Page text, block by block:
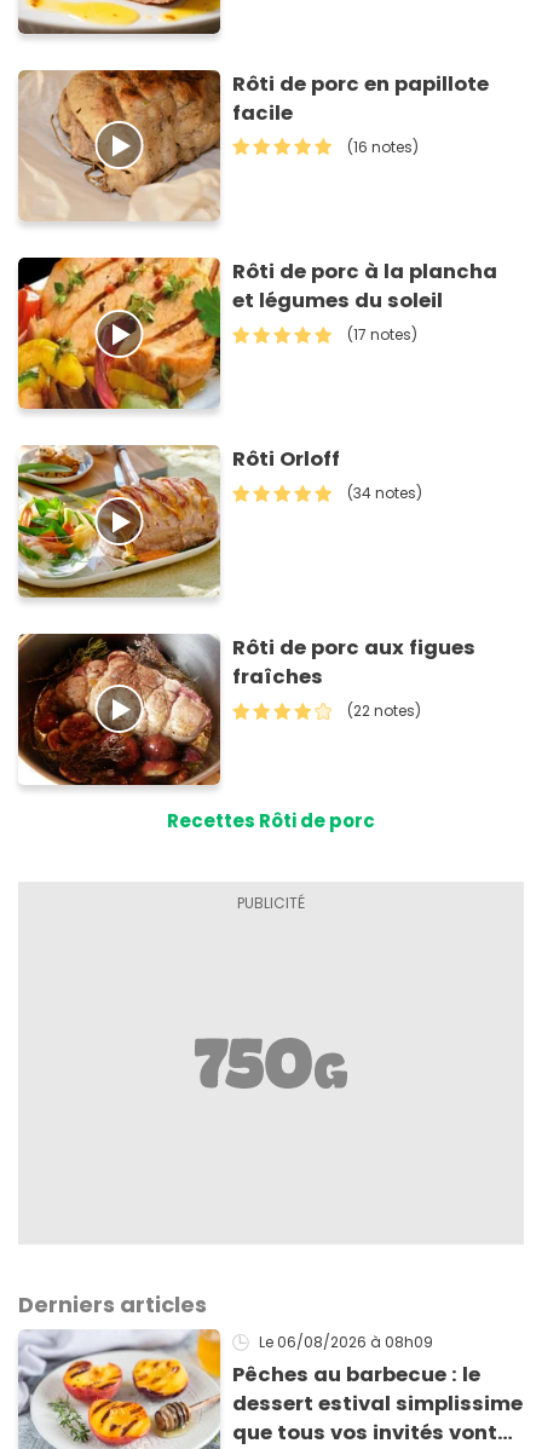
Rôti de porc en papillote
facile
(16 notes)
Rôti de porc à la plancha
et légumes du soleil
(17 notes)
Rôti Orloff
(34 notes)
Rôti de porc aux figues
fraîches
(22 notes)
Recettes Rôti de porc
Derniers articles
Le 06/08/2026 à 08h09
Pêches au barbecue : le
dessert estival simplissime
que tous vos invités vont